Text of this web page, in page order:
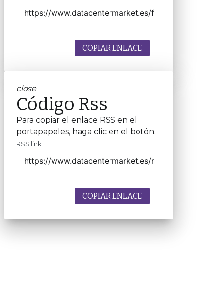
COPIAR ENLACE
close
Código Rss
Para copiar el enlace RSS en el
portapapeles, haga clic en el botón.
RSS link
COPIAR ENLACE